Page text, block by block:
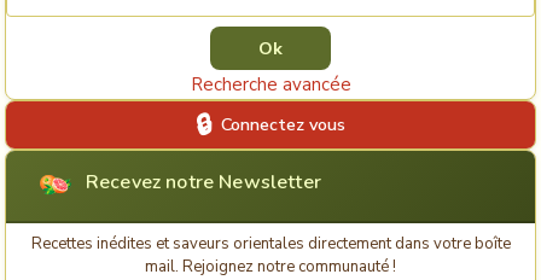
Recherche avancée
Connectez vous
Recevez notre Newsletter
Recettes inédites et saveurs orientales directement dans votre boîte
mail. Rejoignez notre communauté !